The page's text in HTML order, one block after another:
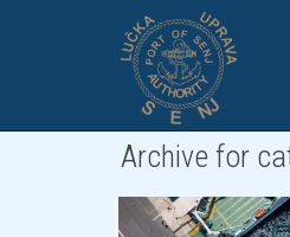
Archive for